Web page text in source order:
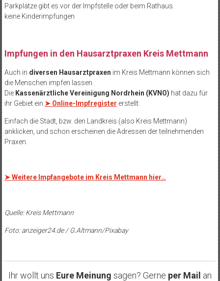
Parkplätze gibt es vor der Impfstelle oder beim Rathaus.
keine Kinderimpfungen
Impfungen in den Hausarztpraxen Kreis Mettmann
Auch in diversen Hausarztpraxen im Kreis Mettmann können sich
die Menschen impfen lassen.
DieKassenärztliche Vereinigung Nordrhein (KVNO) hat dazu für
ihr Gebiet ein ➤ Online-Impfregister erstellt.
Einfach die Stadt, bzw. den Landkreis (also Kreis Mettmann)
anklicken, und schon erscheinen die Adressen der teilnehmenden
Praxen.
➤Weitere Impfangebote im Kreis Mettmann hier…
Quelle: Kreis Mettmann
Foto: anzeiger24.de / G.Altmann/Pixabay
Ihr wollt uns Eure Meinung sagen? Gerne per Mail an